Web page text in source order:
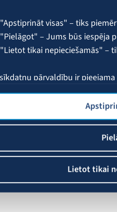
visas" – tiks
– Jums būs iespēja
tikai nepieciešamās" –
pārvaldību ir pieejama
Lietot tikai
25, Rīga, LV-1013, Latvija.